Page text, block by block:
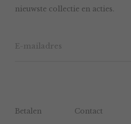
nieuwste collectie en acties.
Betalen Contact